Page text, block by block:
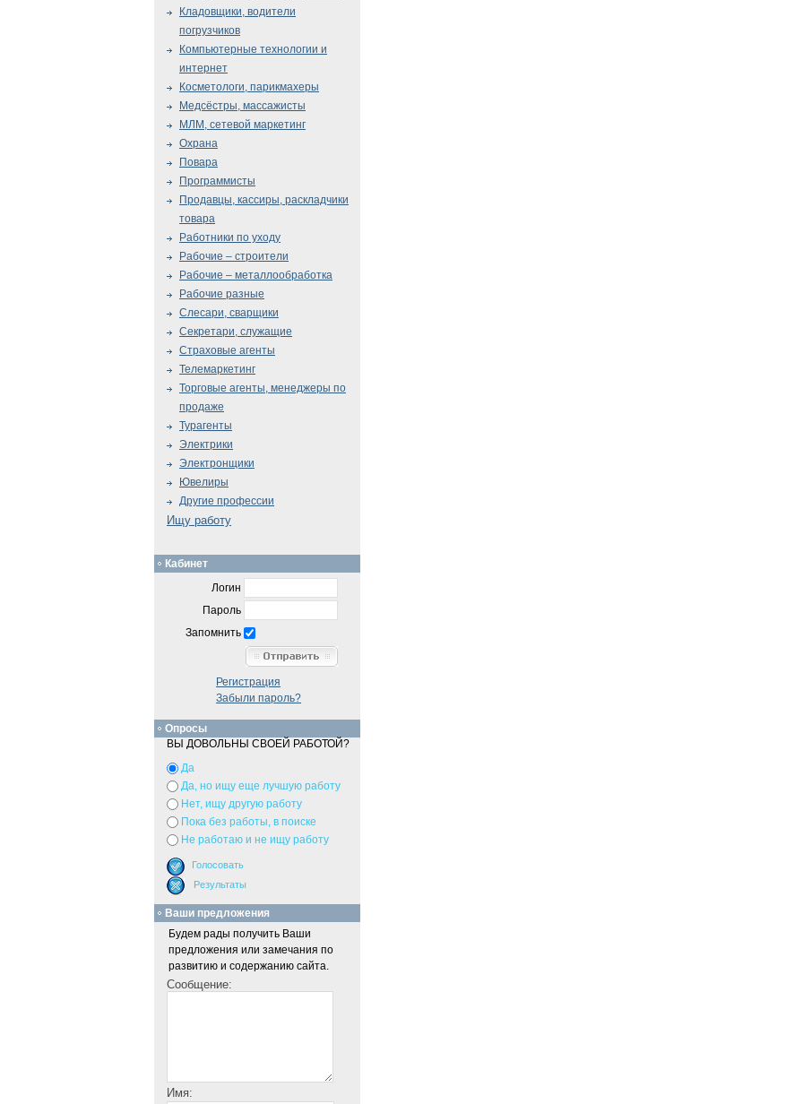
Кладовщики, водители
погрузчиков
Компьютерные технологии и
интернет
Косметологи, парикмахеры
Медсёстры, массажисты
МЛМ, сетевой маркетинг
Охрана
Повара
Программисты
Продавцы, кассиры, раскладчики
товара
Работники по уходу
Рабочие – строители
Рабочие – металлообработка
Рабочие разные
Слесари, сварщики
Секретари, служащие
Страховые агенты
Телемаркетинг
Торговые агенты, менеджеры по
продаже
Турагенты
Электрики
Электронщики
Ювелиры
Другие профессии
Ищу работу
Кабинет
Логин
Пароль
Запомнить
Регистрация
Забыли пароль?
Опросы
ВЫ ДОВОЛЬНЫ СВОЕЙ РАБОТОЙ?
Да
Да, но ищу еще лучшую работу
Нет, ищу другую работу
Пока без работы, в поиске
Не работаю и не ищу работу
Ваши предложения
Будем рады получить Ваши
предложения или замечания по
развитию и содержанию сайта.
Сообщение:
Имя: